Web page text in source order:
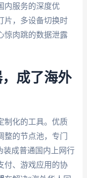
内服务的深度优
片，多设备切换时
惊肉跳的数据泄露
成了海外
制化的工具。优质
的节点池，专门
装成普通国内上网行
付、游戏应用的协